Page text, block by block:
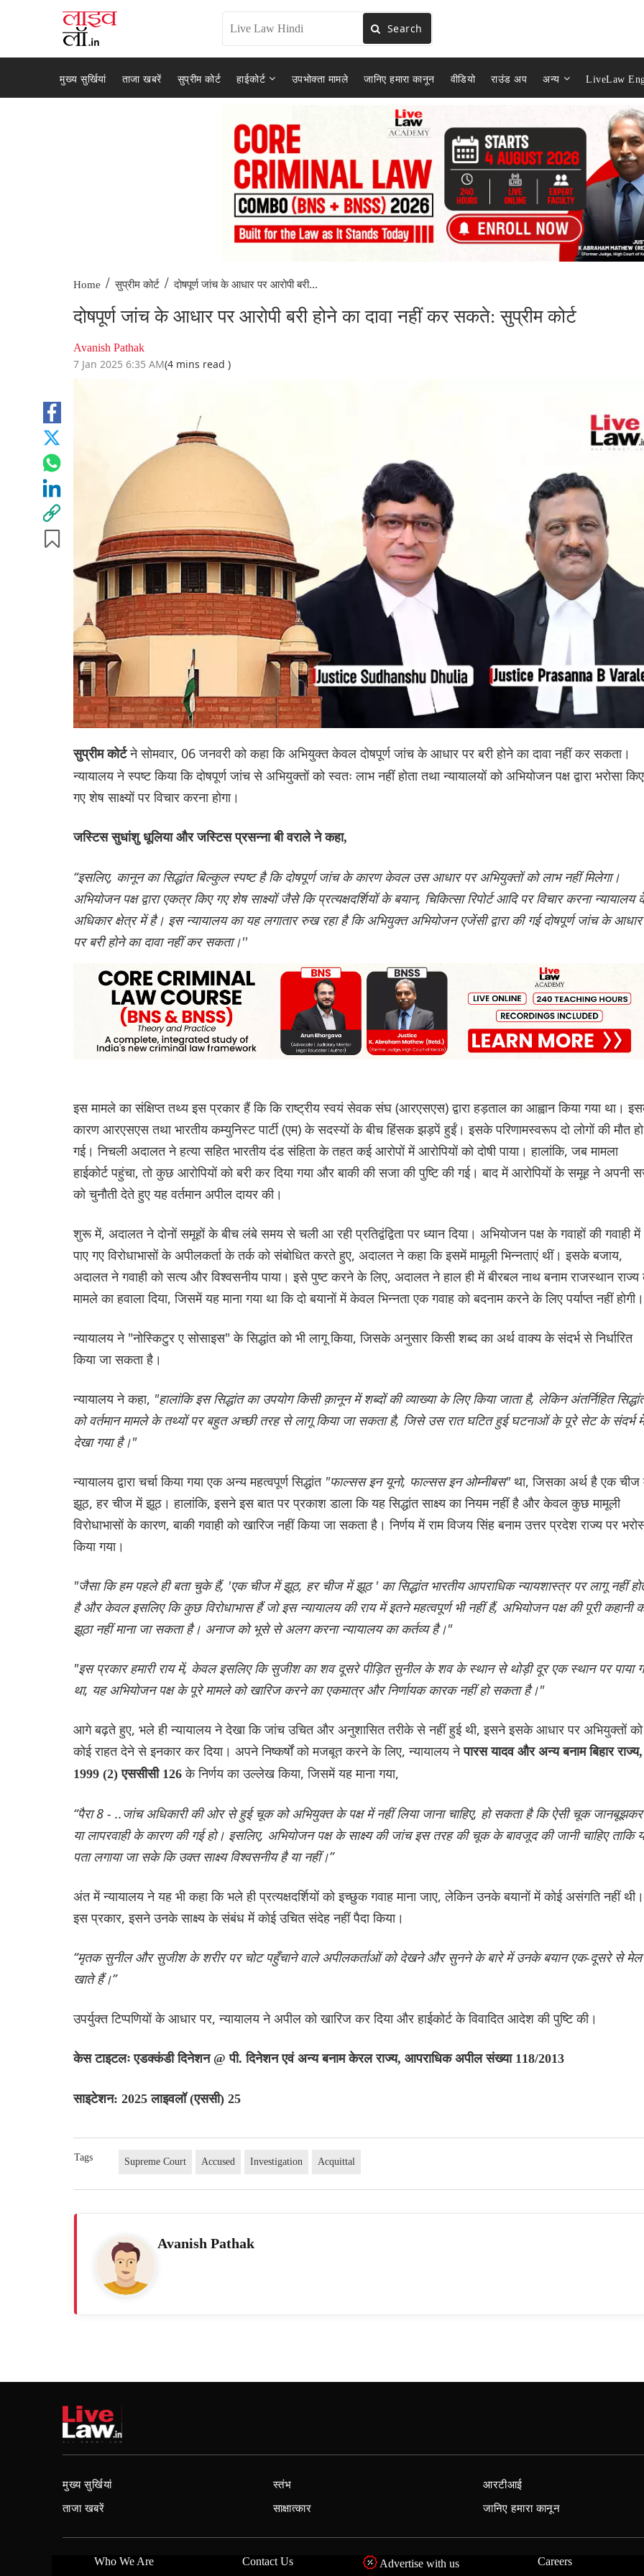
Search
मुख्य सुर्खियां ताजा खबरें सुप्रीम कोर्ट हाईकोर्ट उपभोक्ता मामले जानिए हमारा कानून वीडियो राउंड अप अन्य LiveLaw
Home / सुप्रीम कोर्ट / दोषपूर्ण जांच के आधार पर आरोपी बरी...
दोषपूर्ण जांच के आधार पर आरोपी बरी होने का दावा नहीं कर सकते: सुप्रीम कोर्ट
Avanish Pathak
7 Jan 2025 6:35 AM(4 mins read )
सुप्रीम कोर्टने सोमवार, 06 जनवरी को कहा कि अभियुक्त केवल दोषपूर्ण जांच के आधार पर बरी होने का दावा नहीं कर सकता।
न्यायालय ने स्पष्ट किया कि दोषपूर्ण जांच से अभियुक्तों को स्वतः लाभ नहीं होता तथा न्यायालयों को अभियोजन पक्ष द्वारा भरोसा किए
गए शेष साक्ष्यों पर विचार करना होगा।
जस्टिस सुधांशु धूलिया और जस्टिस प्रसन्ना बी वराले ने कहा,
“इसलिए, कानून का सिद्धांत बिल्कुल स्पष्ट है कि दोषपूर्ण जांच के कारण केवल उस आधार पर अभियुक्तों को लाभ नहीं मिलेगा।
अभियोजन पक्ष द्वारा एकत्र किए गए शेष साक्ष्यों जैसे कि प्रत्यक्षदर्शियों के बयान, चिकित्सा रिपोर्ट आदि पर विचार करना न्यायालय
अधिकार क्षेत्र में है। इस न्यायालय का यह लगातार रुख रहा है कि अभियुक्त अभियोजन एजेंसी द्वारा की गई दोषपूर्ण जांच के आधार
पर बरी होने का दावा नहीं कर सकता।''
इस मामले का संक्षिप्त तथ्य इस प्रकार हैं कि कि राष्ट्रीय स्वयं सेवक संघ (आरएसएस) द्वारा हड़ताल का आह्वान किया गया था।
कारण आरएसएस तथा भारतीय कम्युनिस्ट पार्टी (एम) के सदस्यों के बीच हिंसक झड़पें हुईं। इसके परिणामस्वरूप दो लोगों की मौत हो
गई। निचली अदालत ने हत्या सहित भारतीय दंड संहिता के तहत कई आरोपों में आरोपियों को दोषी पाया। हालांकि, जब मामला
हाईकोर्ट पहुंचा, तो कुछ आरोपियों को बरी कर दिया गया और बाकी की सजा की पुष्टि की गई। बाद में आरोपियों के समूह ने अपनी
को चुनौती देते हुए यह वर्तमान अपील दायर की।
शुरू में, अदालत ने दोनों समूहों के बीच लंबे समय से चली आ रही प्रतिद्वंद्विता पर ध्यान दिया। अभियोजन पक्ष के गवाहों की गवाही में
पाए गए विरोधाभासों के अपीलकर्ता के तर्क को संबोधित करते हुए, अदालत ने कहा कि इसमें मामूली भिन्नताएं थीं। इसके बजाय,
अदालत ने गवाही को सत्य और विश्वसनीय पाया। इसे पुष्ट करने के लिए, अदालत ने हाल ही में बीरबल नाथ बनाम राजस्थान
मामले का हवाला दिया, जिसमें यह माना गया था कि दो बयानों में केवल भिन्नता एक गवाह को बदनाम करने के लिए पर्याप्त नहीं होगी।
न्यायालय ने "नोस्किटुर ए सोसाइस" के सिद्धांत को भी लागू किया, जिसके अनुसार किसी शब्द का अर्थ वाक्य के संदर्भ से निर्धारित
किया जा सकता है।
न्यायालय ने कहा, "हालांकि इस सिद्धांत का उपयोग किसी क़ानून में शब्दों की व्याख्या के लिए किया जाता है, लेकिन अंतर्निहित
को वर्तमान मामले के तथ्यों पर बहुत अच्छी तरह से लागू किया जा सकता है, जिसे उस रात घटित हुई घटनाओं के पूरे सेट के संदर्भ में
देखा गया है।"
न्यायालय द्वारा चर्चा किया गया एक अन्य महत्वपूर्ण सिद्धांत "फाल्सस इन यूनो, फाल्सस इन ओम्नीबस"था, जिसका अर्थ है एक चीज
झूठ, हर चीज में झूठ। हालांकि, इसने इस बात पर प्रकाश डाला कि यह सिद्धांत साक्ष्य का नियम नहीं है और केवल कुछ मामूली
विरोधाभासों के कारण, बाकी गवाही को खारिज नहीं किया जा सकता है। निर्णय में राम विजय सिंह बनाम उत्तर प्रदेश राज्य पर
किया गया।
"जैसा कि हम पहले ही बता चुके हैं, 'एक चीज में झूठ, हर चीज में झूठ ' का सिद्धांत भारतीय आपराधिक न्यायशास्त्र पर लागू नहीं
है और केवल इसलिए कि कुछ विरोधाभास हैं जो इस न्यायालय की राय में इतने महत्वपूर्ण भी नहीं हैं, अभियोजन पक्ष की पूरी कहानी
झूठा नहीं माना जा सकता है। अनाज को भूसे से अलग करना न्यायालय का कर्तव्य है।"
"इस प्रकार हमारी राय में, केवल इसलिए कि सुजीश का शव दूसरे पीड़ित सुनील के शव के स्थान से थोड़ी दूर एक स्थान पर पाया
था, यह अभियोजन पक्ष के पूरे मामले को खारिज करने का एकमात्र और निर्णायक कारक नहीं हो सकता है।"
आगे बढ़ते हुए, भले ही न्यायालय ने देखा कि जांच उचित और अनुशासित तरीके से नहीं हुई थी, इसने इसके आधार पर अभियुक्तों को
कोई राहत देने से इनकार कर दिया। अपने निष्कर्षों को मजबूत करने के लिए, न्यायालय नेपारस यादव और अन्य बनाम बिहार राज्य,
1999 (2) एससीसी 126के निर्णय का उल्लेख किया, जिसमें यह माना गया,
“पैरा 8 - ..जांच अधिकारी की ओर से हुई चूक को अभियुक्त के पक्ष में नहीं लिया जाना चाहिए, हो सकता है कि ऐसी चूक जानबूझकर
या लापरवाही के कारण की गई हो। इसलिए, अभियोजन पक्ष के साक्ष्य की जांच इस तरह की चूक के बावजूद की जानी चाहिए ताकि
पता लगाया जा सके कि उक्त साक्ष्य विश्वसनीय है या नहीं।”
अंत में न्यायालय ने यह भी कहा कि भले ही प्रत्यक्षदर्शियों को इच्छुक गवाह माना जाए, लेकिन उनके बयानों में कोई असंगति नहीं थी।
इस प्रकार, इसने उनके साक्ष्य के संबंध में कोई उचित संदेह नहीं पैदा किया।
“मृतक सुनील और सुजीश के शरीर पर चोट पहुँचाने वाले अपीलकर्ताओं को देखने और सुनने के बारे में उनके बयान एक-दूसरे से मेल
खाते हैं।”
उपर्युक्त टिप्पणियों के आधार पर, न्यायालय ने अपील को खारिज कर दिया और हाईकोर्ट के विवादित आदेश की पुष्टि की।
केस टाइटलः एडक्कंडी दिनेशन @ पी. दिनेशन एवं अन्य बनाम केरल राज्य, आपराधिक अपील संख्या 118/2013
साइटेशन: 2025 लाइवलॉ (एससी) 25
Tags Supreme Court Accused Investigation Acquittal
Avanish Pathak
मुख्य सुर्खियां
ताजा खबरें
स्तंभ
साक्षात्कार
आरटीआई
जानिए हमारा कानून
Who We Are Contact Us Advertise with us Careers